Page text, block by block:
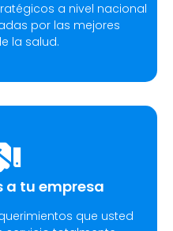
a nivel nacional
por las mejores
la salud.
a tu empresa
que usted